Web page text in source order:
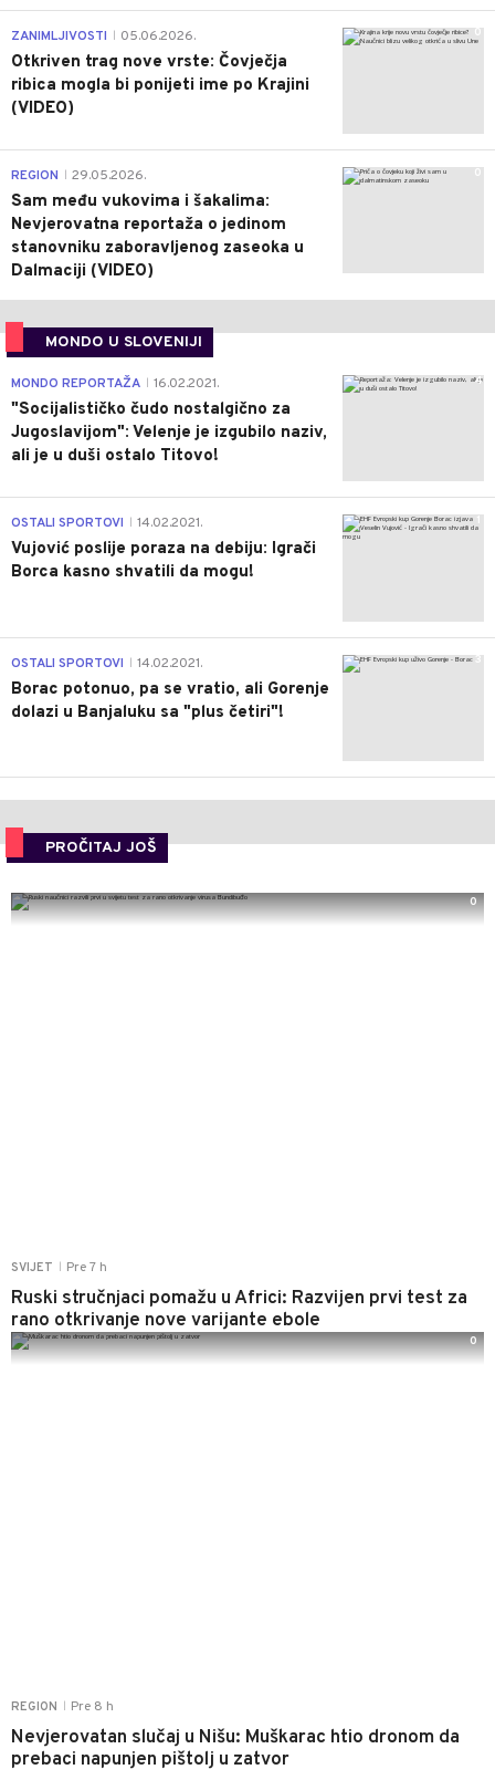
0
ZANIMLJIVOSTI 05.06.2026.
Otkriven trag nove vrste: Čovječja
ribica mogla bi ponijeti ime po Krajini
(VIDEO)
0
REGION 29.05.2026.
Sam među vukovima i šakalima:
Nevjerovatna reportaža o jedinom
stanovniku zaboravljenog zaseoka u
Dalmaciji (VIDEO)
MONDO U SLOVENIJI
4
MONDO REPORTAŽA 16.02.2021.
"Socijalističko čudo nostalgično za
Jugoslavijom": Velenje je izgubilo naziv,
ali je u duši ostalo Titovo!
1
OSTALI SPORTOVI 14.02.2021.
Vujović poslije poraza na debiju: Igrači
Borca kasno shvatili da mogu!
3
OSTALI SPORTOVI 14.02.2021.
Borac potonuo, pa se vratio, ali Gorenje
dolazi u Banjaluku sa "plus četiri"!
PROČITAJ JOŠ
SVIJET Pre 7 h
Ruski stručnjaci pomažu u Africi: Razvijen prvi test za
rano otkrivanje nove varijante ebole
0
REGION Pre 8 h
Nevjerovatan slučaj u Nišu: Muškarac htio dronom da
prebaci napunjen pištolj u zatvor
0